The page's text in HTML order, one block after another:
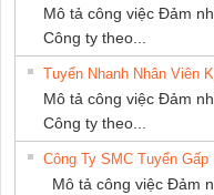
Mô tả công việc Đảm
Công ty theo...
Tuyển Nhanh Nhân Viên
Mô tả công việc Đảm
Công ty theo...
Công Ty SMC Tuyển
Mô tả công việc Đảm